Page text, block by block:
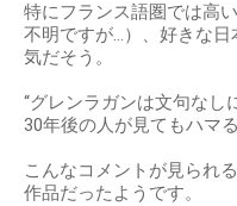
特にフランス語圏では高
不明ですが…）、好きな日
気だそう。
“グレンラガンは文句なし
30年後の人が見てもハマ
こんなコメントが見られ
作品だったようです。